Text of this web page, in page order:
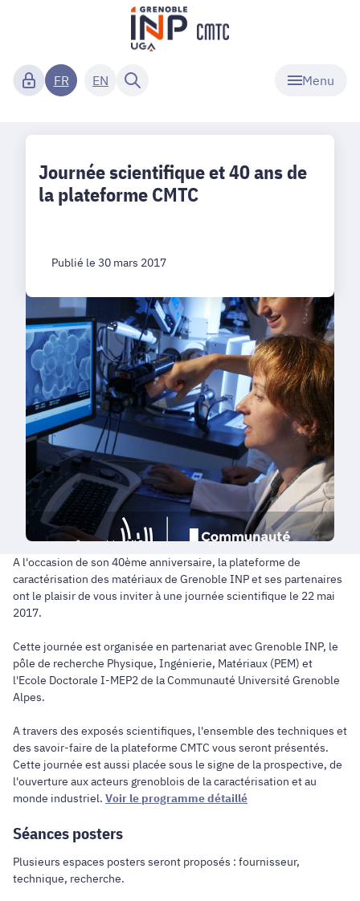
Menu
FR EN
Journée scientifique et 40 ans de
la plateforme CMTC
Publié le 30 mars 2017
A l'occasion de son 40ème anniversaire, la plateforme de
caractérisation des matériaux de Grenoble INP et ses partenaires
ont le plaisir de vous inviter à une journée scientifique le 22 mai
2017.
Cette journée est organisée en partenariat avec Grenoble INP, le
pôle de recherche Physique, Ingénierie, Matériaux (PEM) et
l'Ecole Doctorale I-MEP2 de la Communauté Université Grenoble
Alpes.
A travers des exposés scientifiques, l'ensemble des techniques et
des savoir-faire de la plateforme CMTC vous seront présentés.
Cette journée est aussi placée sous le signe de la prospective, de
l'ouverture aux acteurs grenoblois de la caractérisation et au
monde industriel. Voir le programme détaillé
Séances posters
Plusieurs espaces posters seront proposés : fournisseur,
technique, recherche.